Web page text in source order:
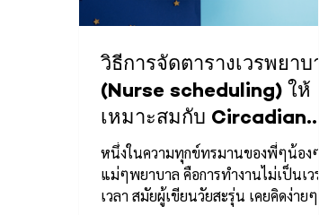
วิธีการจัดตารางเวรพยาบาล
(Nurse scheduling) ให้
เหมาะสมกับ Circadian
Rhythm จังหวะทาง
กายภาพ
หนึ่งในความทุกข์ทรมานของพี่ๆน้องๆ
แม่ๆพยาบาล คือการทำงานไม่เป็นเวร่ำ
เวลา สมัยผู้เขียนวัยสะรุ่น เคยคิดง่ายๆแค่